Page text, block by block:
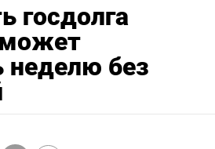
госдолга
неделю без